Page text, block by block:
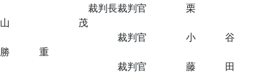
裁判長裁判官 栗
山 茂
裁判官 小 谷
勝 重
裁判官 藤 田